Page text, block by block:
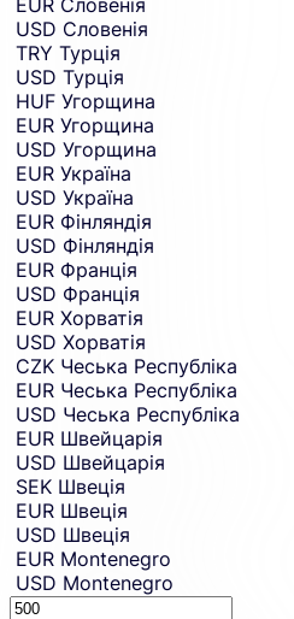
USD Словенія
TRY Турція
USD Турція
HUF Угорщина
EUR Угорщина
USD Угорщина
EUR Україна
USD Україна
EUR Фінляндія
USD Фінляндія
EUR Франція
USD Франція
EUR Хорватія
USD Хорватія
CZK Чеська Республіка
EUR Чеська Республіка
USD Чеська Республіка
EUR Швейцарія
USD Швейцарія
SEK Швеція
EUR Швеція
USD Швеція
EUR Montenegro
USD Montenegro
Sending